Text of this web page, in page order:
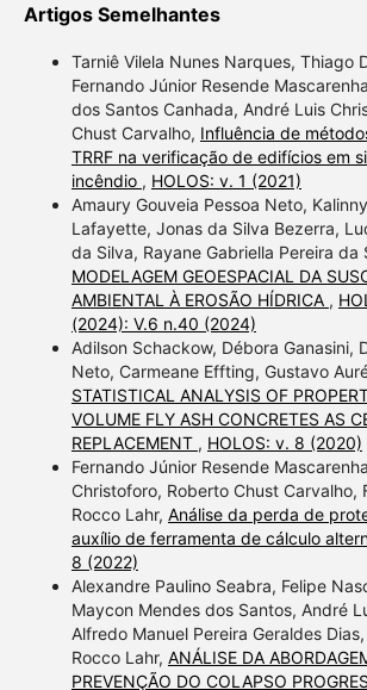
Artigos Semelhantes
Tarniê Vilela Nunes Narques, Thiago
Fernando Júnior Resende
dos Santos Canhada, André Luis
Chust Carvalho, Influência de
TRRF na verificação de edifícios em
incêndio , HOLOS: v. 1 (2021)
Amaury Gouveia Pessoa Neto,
Lafayette, Jonas da Silva Bezerra,
da Silva, Rayane Gabriella Pereira da
MODELAGEM GEOESPACIAL DA
AMBIENTAL À EROSÃO HÍDRICA ,
(2024): V.6 n.40 (2024)
Adilson Schackow, Débora Ganasini,
Neto, Carmeane Effting, Gustavo
STATISTICAL ANALYSIS OF
VOLUME FLY ASH CONCRETES AS
REPLACEMENT , HOLOS: v. 8 (2020)
Fernando Júnior Resende
Christoforo, Roberto Chust Carvalho,
Rocco Lahr, Análise da perda de
auxílio de ferramenta de cálculo
8 (2022)
Alexandre Paulino Seabra, Felipe
Maycon Mendes dos Santos, André
Alfredo Manuel Pereira Geraldes
Rocco Lahr, ANÁLISE DA
PREVENÇÃO DO COLAPSO